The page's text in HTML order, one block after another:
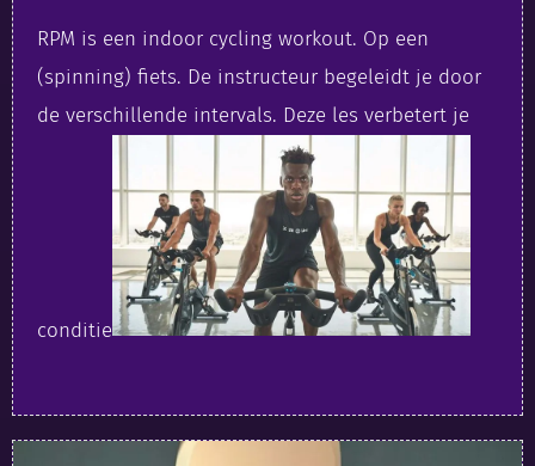
RPM is een indoor cycling workout. Op een
(spinning) fiets. De instructeur begeleidt je door
de verschillende intervals. Deze les verbetert je
conditie